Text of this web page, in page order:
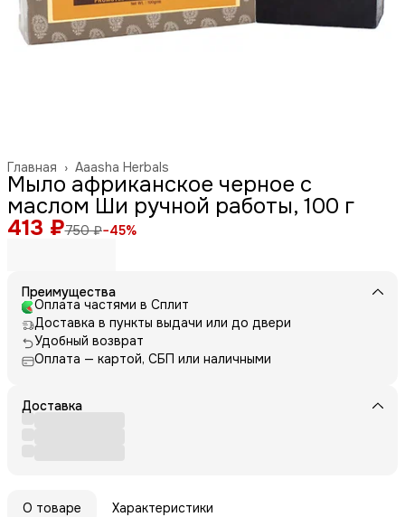
Aaasha Herbals
Главная ›
Мыло африканское черное с
маслом Ши ручной работы, 100 г
413 ₽750 ₽−45%
Преимущества
Оплата частями в Сплит
Доставка в пункты выдачи или до двери
Удобный возврат
Оплата — картой, СБП или наличными
Доставка
О товаре Характеристики